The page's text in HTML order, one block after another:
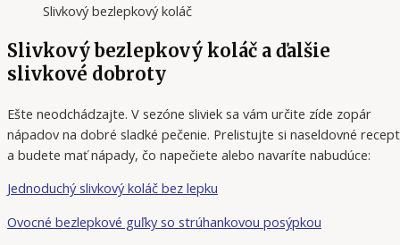
Slivkový bezlepkový koláč
Slivkový bezlepkový koláč a ďalšie
slivkové dobroty
Ešte neodchádzajte. V sezóne sliviek sa vám určite zíde zopár
nápadov na dobré sladké pečenie. Prelistujte si naseldovné
a budete mať nápady, čo napečiete alebo navaríte nabudúce:
Jednoduchý slivkový koláč bez lepku
Ovocné bezlepkové guľky so strúhankovou posýpkou